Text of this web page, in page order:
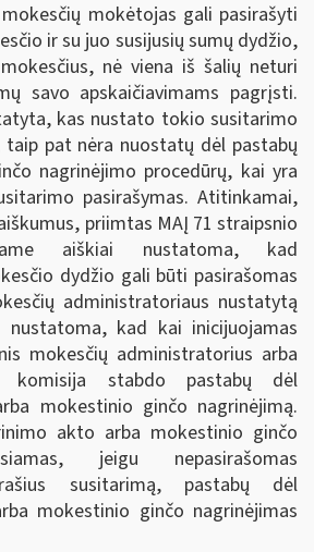
mokėtojas gali pasirašyti
ir su juo susijusių sumų dydžio,
nė viena iš šalių neturi
savo apskaičiavimams pagrįsti.
kas nustato tokio susitarimo
pat nėra nuostatų dėl pastabų
nagrinėjimo procedūrų, kai yra
pasirašymas. Atitinkamai,
priimtas MAĮ 71 straipsnio
aiškiai nustatoma, kad
dydžio gali būti pasirašomas
administratoriaus nustatytą
kad kai inicijuojamas
mokesčių administratorius arba
komisija stabdo pastabų dėl
mokestinio ginčo nagrinėjimą.
akto arba mokestinio ginčo
jeigu nepasirašomas
susitarimą, pastabų dėl
mokestinio ginčo nagrinėjimas